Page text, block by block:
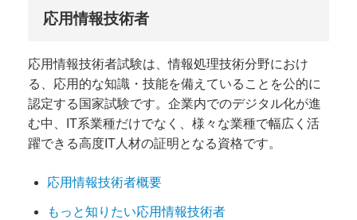
応用情報技術者
応用情報技術者試験は、情報処理技術分野におけ
る、応用的な知識・技能を備えていることを公的に
認定する国家試験です。企業内でのデジタル化が進
む中、IT系業種だけでなく、様々な業種で幅広く活
躍できる高度IT人材の証明となる資格です。
応用情報技術者概要
もっと知りたい応用情報技術者